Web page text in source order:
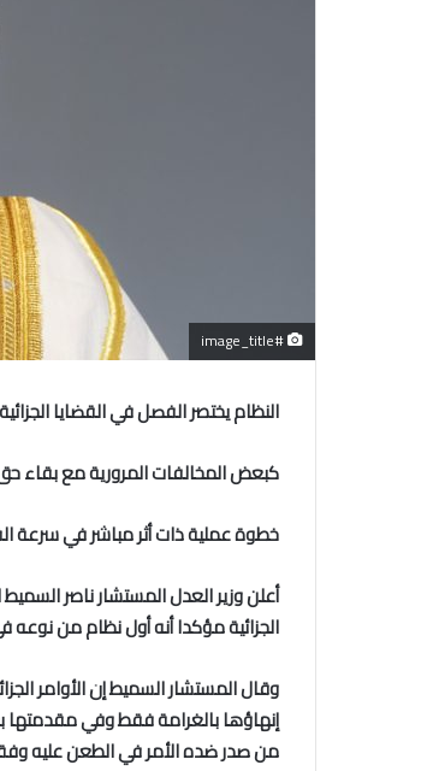
#image_title
النظام يختصر الفصل في القضايا
كبعض المخالفات المرورية مع بقاء
خطوة عملية ذات أثر مباشر في سرعة
أعلن وزير العدل المستشار ناصر السميط
الجزائية مؤكدا أنه أول نظام من
وقال المستشار السميط إن الأوامر
إنهاؤها بالغرامة فقط وفي مقدمتها
من صدر ضده الأمر في الطعن عليه